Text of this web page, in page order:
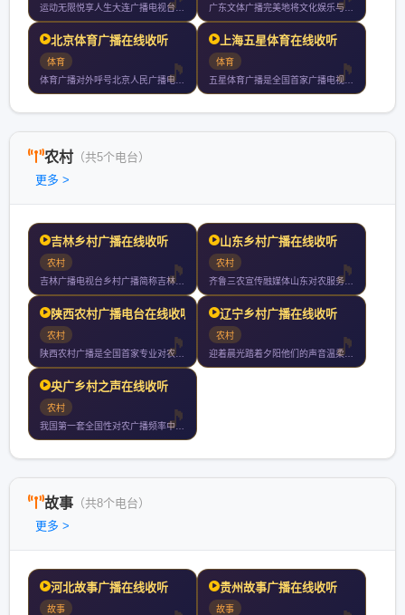
运动无限悦享人生大连广播电视台体育广播东北地区唯一专业体育广
广东文体广播完美地将文化娱乐与体育相结合是华南第一家都会型具
北京体育广播在线收听
体育
体育广播对外呼号北京人民广播电台体育广播使用频率每日播音小时
上海五星体育在线收听
体育
五星体育广播是全国首家广播电视多媒体联动的专业体育资讯发布平
农村 （共5个电台）
更多 >
吉林乡村广播在线收听
农村
吉林广播电视台乡村广播简称吉林乡村广播是吉林广播电视台旗下的
山东乡村广播在线收听
农村
齐鲁三农宣传融媒体山东对农服务信平台山东唯一专心专注专业对农
陕西农村广播电台在线收听
农村
陕西农村广播是全国首家专业对农广播电台以关注百姓服务三农为办
辽宁乡村广播在线收听
农村
迎着晨光踏着夕阳他们的声音温柔但不张扬温暖调频幸福相伴听辽宁
央广乡村之声在线收听
农村
我国第一套全国性对农广播频率中央人民广播电台中国乡村之声于年
故事 （共8个电台）
更多 >
河北故事广播在线收听
故事
贵州故事广播在线收听
故事